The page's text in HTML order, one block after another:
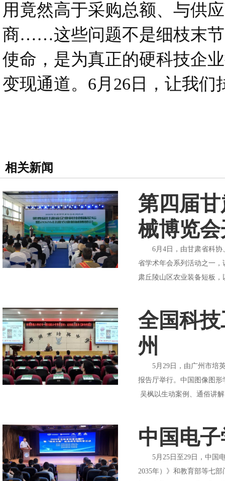
用竟然高于采购总额、与供
商……这些问题不是细枝末节
使命，是为真正的硬科技企
变现通道。6月26日，让我们
相关新闻
第四届
械博览
6月4日，由甘肃省科协、
省学术年会系列活动之一
肃丘陵山区农业装备短板
全国科
州
5月29日，由广州市培英
报告厅举行。中国图像图
吴枫以生动案例、通俗讲
中国电
5月25日至29日，中国电
2035年）》和教育部等七